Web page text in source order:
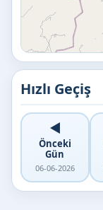
Hızlı Geçiş
◀️
Önceki
Gün
06-06-2026